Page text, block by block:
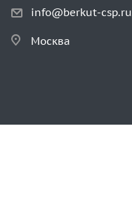
info@berkut-csp.ru
Москва